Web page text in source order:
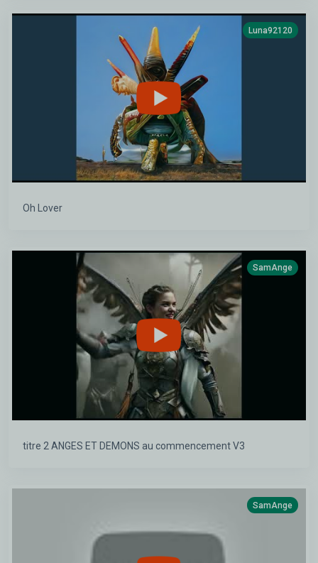
Luna92120
Oh Lover
SamAnge
titre 2 ANGES ET DEMONS au commencement V3
SamAnge